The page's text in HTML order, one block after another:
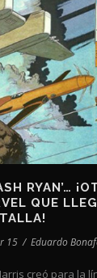
RYAN’…
QUE
15 / Eduardo
creó para la